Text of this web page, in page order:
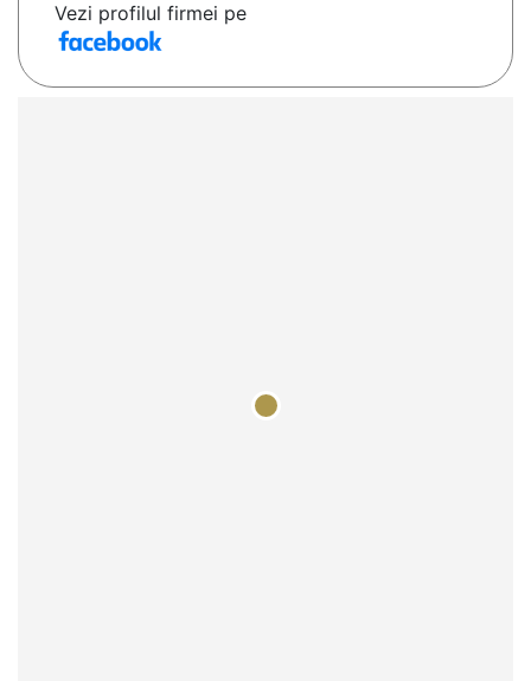
Vezi profilul firmei pe